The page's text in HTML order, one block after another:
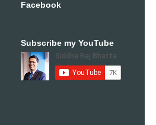
Facebook
Subscribe my YouTube